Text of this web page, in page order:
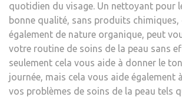
quotidien du visage. Un nettoyant pour
bonne qualité, sans produits chimiques,
également de nature organique, peut
votre routine de soins de la peau sans
seulement cela vous aide à donner le
journée, mais cela vous aide également
vos problèmes de soins de la peau tels